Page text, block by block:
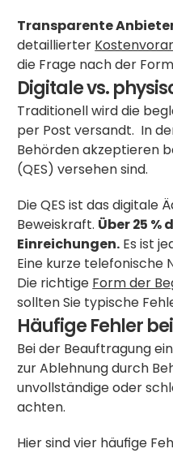
Transparente
detaillierter
die Frage nach der
Digitale vs.
Traditionell wird die
per Post versandt.  In
Behörden akzeptieren
(QES) versehen sind.
Die QES ist das
Beweiskraft. Über 25
Einreichungen. Es ist
Eine kurze telefonische
Die richtige Form der
sollten Sie typische
Häufige Fehler
Bei der Beauftragung
zur Ablehnung durch
unvollständige oder
achten.
Hier sind vier häufige